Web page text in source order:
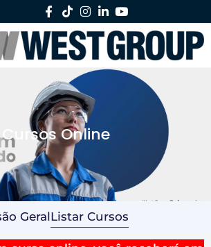
Cursos Online
GeralListar Cursos